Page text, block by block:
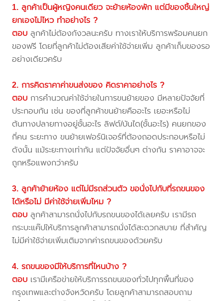
1. ลูกค้าเป็นผู้หญิงคนเดียว จะย้ายห้องพัก แต่มีของชิ้นใหญ่
ยกเองไม่ไหว ทำอย่างไร ?
ตอบ ลูกค้าไม่ต้องกังวลนะครับ ทางเราให้บริการพร้อมคนยก
ของฟรี โดยที่ลูกค้าไม่ต้องเสียค่าใช้จ่ายเพิ่ม ลูกค้าเก็บของรอ
อย่างเดียวครับ
2. การคิดราคาค่าขนส่งของ คิดราคาอย่างไร ?
ตอบ การคำนวณค่าใช้จ่ายในการขนย้ายของ มีหลายปัจจัยที่
ประกอบกัน เช่น ของที่ลูกค้าขนย้ายคืออะไร เยอะหรือไม่
ต้นทางปลายทางอยู่ชั้นอะไร ลิฟต์/บันได(ชั้นอะไร) คนยกของ
กี่คน ระยะทาง ขนย้ายเฟอร์นิเจอร์ที่ต้องถอดประกอบหรือไม่
ดังนั้น แม้ระยะทางเท่ากัน แต่ปัจจัยอื่นๆ ต่างกัน ราคาอาจจะ
ถูกหรือแพงกว่าครับ
3. ลูกค้าย้ายห้อง แต่ไม่มีรถส่วนตัว ขอนั่งไปกับที่รถขนของ
ได้หรือไม่ มีค่าใช้จ่ายเพิ่มไหม ?
ตอบ ลูกค้าสามารถนั่งไปกับรถขนของได้เลยครับ เรามีรถ
กระบะแค๊ปให้บริการลูกค้าสามารถนั่งได้สะดวกสบาย ที่สำคัญ
ไม่มีค่าใช้จ่ายเพิ่มเติมจากค่ารถขนของด้วยครับ
4. รถขนของมีให้บริการที่ไหนบ้าง ?
ตอบ เรามีเครือข่ายให้บริการรถขนของทั่วไปทุกพื้นที่ของ
กรุงเทพและต่างจังหวัดครับ โดยลูกค้าสามารถสอบถาม